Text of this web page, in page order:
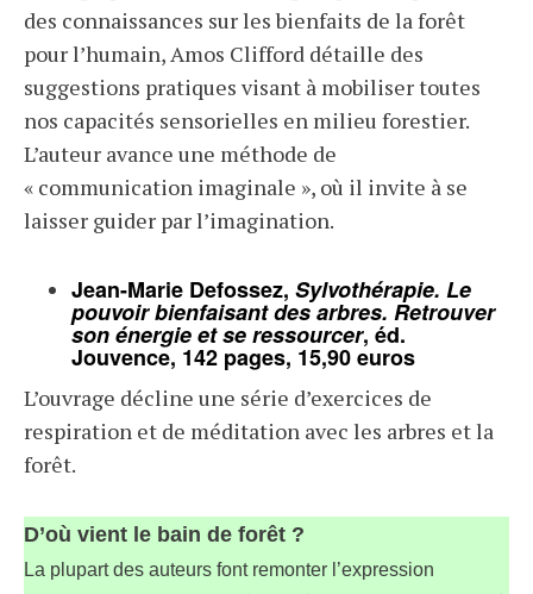
des connaissances sur les bienfaits de la forêt
pour l’humain, Amos Clifford détaille des
suggestions pratiques visant à mobiliser toutes
nos capacités sensorielles en milieu forestier.
L’auteur avance une méthode de
« communication imaginale », où il invite à se
laisser guider par l’imagination.
Jean-Marie Defossez, Sylvothérapie. Le
pouvoir bienfaisant des arbres. Retrouver
son énergie et se ressourcer, éd.
Jouvence, 142 pages, 15,90 euros
L’ouvrage décline une série d’exercices de
respiration et de méditation avec les arbres et la
forêt.
D’où vient le bain de forêt ?
La plupart des auteurs font remonter l’expression